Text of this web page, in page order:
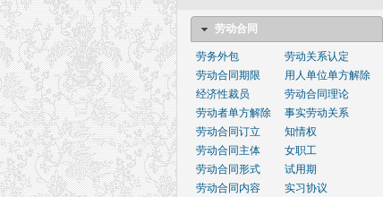
劳动合同
劳务外包
劳动关系认定
劳动合同期限
用人单位单方解除
经济性裁员
劳动合同理论
劳动者单方解除
事实劳动关系
劳动合同订立
知情权
劳动合同主体
女职工
劳动合同形式
试用期
劳动合同内容
实习协议